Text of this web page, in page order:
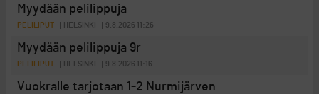
Myydään pelilippuja
PELILIPUT HELSINKI 9.8.2026 11:26
Myydään pelilippuja 9r
PELILIPUT HELSINKI 9.8.2026 11:16
Vuokralle tarjotaan 1-2 Nurmijärven